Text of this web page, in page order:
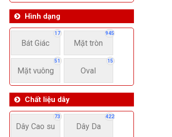
Hình dạng
17
Bát Giác
945
Mặt tròn
51
Mặt vuông
15
Oval
Chất liệu dây
73
Dây Cao su
422
Dây Da